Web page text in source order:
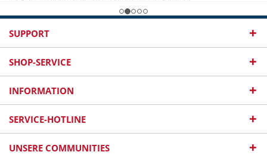
SUPPORT
SHOP-SERVICE
INFORMATION
SERVICE-HOTLINE
UNSERE COMMUNITIES